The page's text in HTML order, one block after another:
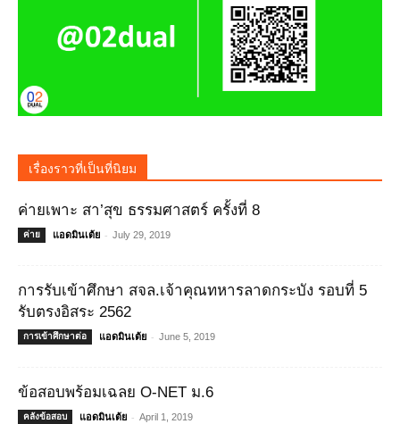
เรื่องราวที่เป็นที่นิยม
ค่ายเพาะ สา’สุข ธรรมศาสตร์ ครั้งที่ 8
ค่าย แอดมินเต้ย - July 29, 2019
การรับเข้าศึกษา สจล.เจ้าคุณทหารลาดกระบัง รอบที่ 5
รับตรงอิสระ 2562
การเข้าศึกษาต่อ แอดมินเต้ย - June 5, 2019
ข้อสอบพร้อมเฉลย O-NET ม.6
คลังข้อสอบ แอดมินเต้ย - April 1, 2019